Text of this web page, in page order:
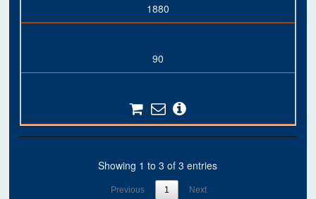
1880
90
Showing 1 to 3 of 3 entries
Previous 1 Next